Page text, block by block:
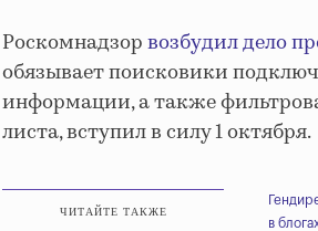
Роскомнадзорвозбудил дело
обязывает поисковики
информации, а также
листа, вступил в силу 1 октября.
ЧИТАЙТЕ ТАКЖЕ
в